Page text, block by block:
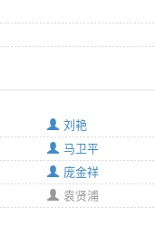
刘艳
马卫平
庞金祥
袁贤浦